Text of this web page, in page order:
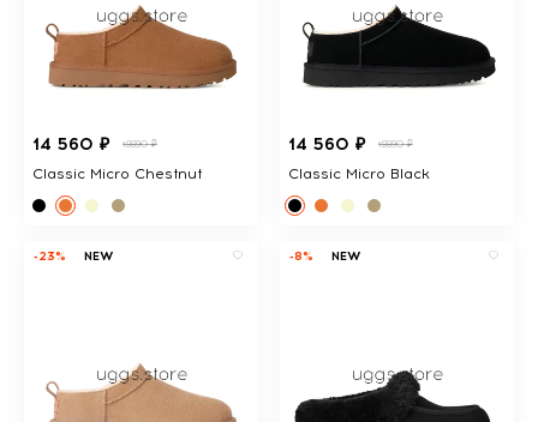
14 560 ₽ 18890 ₽
Classic Micro Chestnut
14 560 ₽ 18890 ₽
Classic Micro Black
-23% NEW -8% NEW